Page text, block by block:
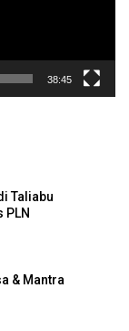
38:45
Taliabu
PLN
& Mantra